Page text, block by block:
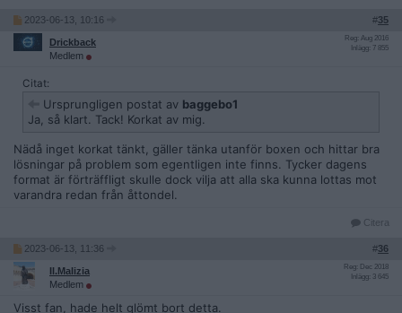
2023-06-13, 10:16 #35
Drickback
Medlem
Reg: Aug 2016
Inlägg: 7 855
Citat:
Ursprungligen postat av baggebo1
Ja, så klart. Tack! Korkat av mig.
Nädå inget korkat tänkt, gäller tänka utanför boxen och hittar bra
lösningar på problem som egentligen inte finns. Tycker dagens
format är förträffligt skulle dock vilja att alla ska kunna lottas mot
varandra redan från åttondel.
Citera
2023-06-13, 11:36 #36
Il.Malizia
Medlem
Reg: Dec 2018
Inlägg: 3 645
Visst fan, hade helt glömt bort detta.